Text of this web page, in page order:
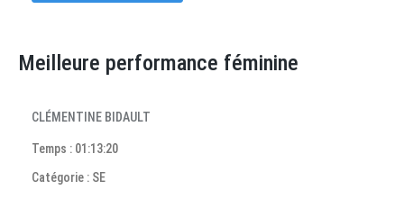
Meilleure performance féminine
CLÉMENTINE BIDAULT
Temps : 01:13:20
Catégorie : SE